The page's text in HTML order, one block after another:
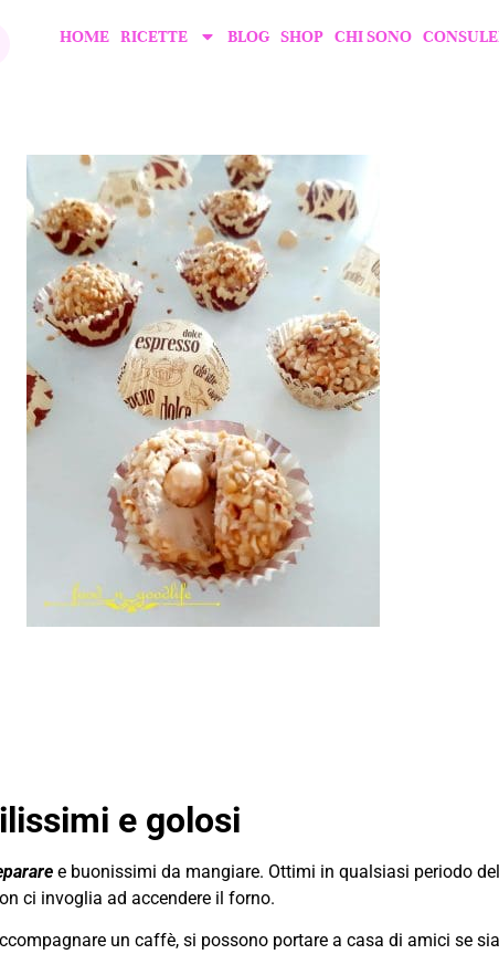
HOME RICETTE BLOG SHOP CHI SONO
e golosi
e buonissimi da mangiare. Ottimi in qualsiasi periodo
ci invoglia ad accendere il forno.
un caffè, si possono portare a casa di amici se